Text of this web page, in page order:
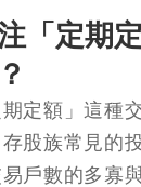
「定期
定額」這種
股族常見的
戶數的多寡